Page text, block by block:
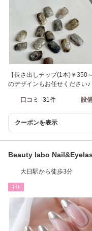
【長さ出しチップ(1本)￥350
のデザインもお任せください♪
口コミ 31件 設
クーポンを表示
Beauty labo
大日駅から徒歩3分
ﾈｲﾙ